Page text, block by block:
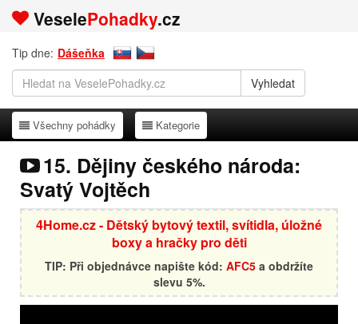
VeselePohadky.cz
Tip dne: Dášeňka
Všechny pohádky
Všechny pohádky Kategorie
Kategorie
15. Dějiny českého národa:
Svatý Vojtěch
4Home.cz - Dětský bytový textil, svítidla, úložné
boxy a hračky pro děti
TIP: Při objednávce napište kód: AFC5 a obdržíte
slevu 5%.